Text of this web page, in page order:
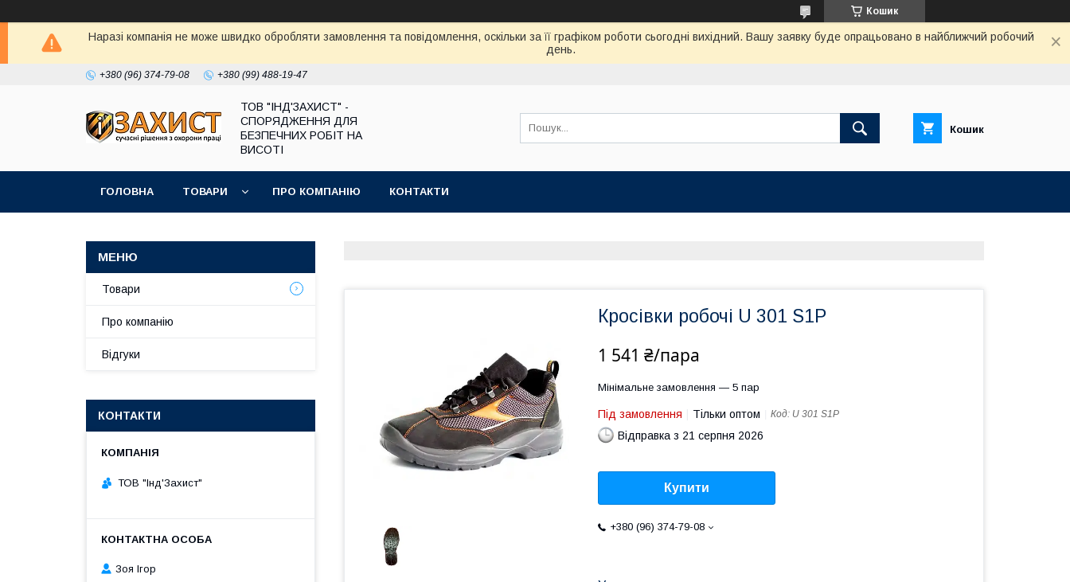
Кошик
Наразі компанія не може швидко обробляти замовлення та повідомлення, оскільки за її графіком роботи сьогодні вихідний. Вашу заявку буде опрацьовано в найближчий робочий
день.
+380 (96) 374-79-08 +380 (99) 488-19-47
ТОВ "ІНД'ЗАХИСТ" -
СПОРЯДЖЕННЯ ДЛЯ
БЕЗПЕЧНИХ РОБІТ НА
ВИСОТІ
Кошик
ГОЛОВНА ТОВАРИ ПРО КОМПАНІЮ КОНТАКТИ
Кросівки робочі U 301 S1P
1 541 ₴/пара
Мінімальне замовлення — 5 пар
Під замовлення Тільки оптом Код: U 301 S1P
Відправка з 21 серпня 2026
Купити
+380 (96) 374-79-08
Товари
Про компанію
Відгуки
КОНТАКТИ
ТОВ "Інд'Захист"
Зоя Ігор